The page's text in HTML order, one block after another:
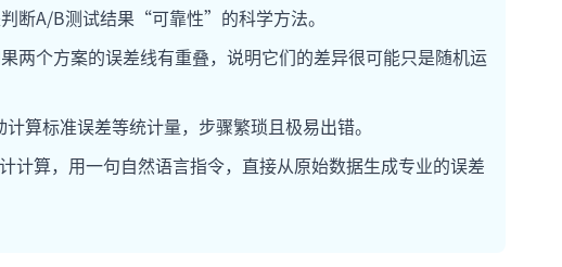
词。
断A/B测试结果“可靠性”的科学方法。
两个方案的误差线有重叠，说明它们的差异很可能只是随机运
算标准误差等统计量，步骤繁琐且极易出错。
计算，用一句自然语言指令，直接从原始数据生成专业的误差